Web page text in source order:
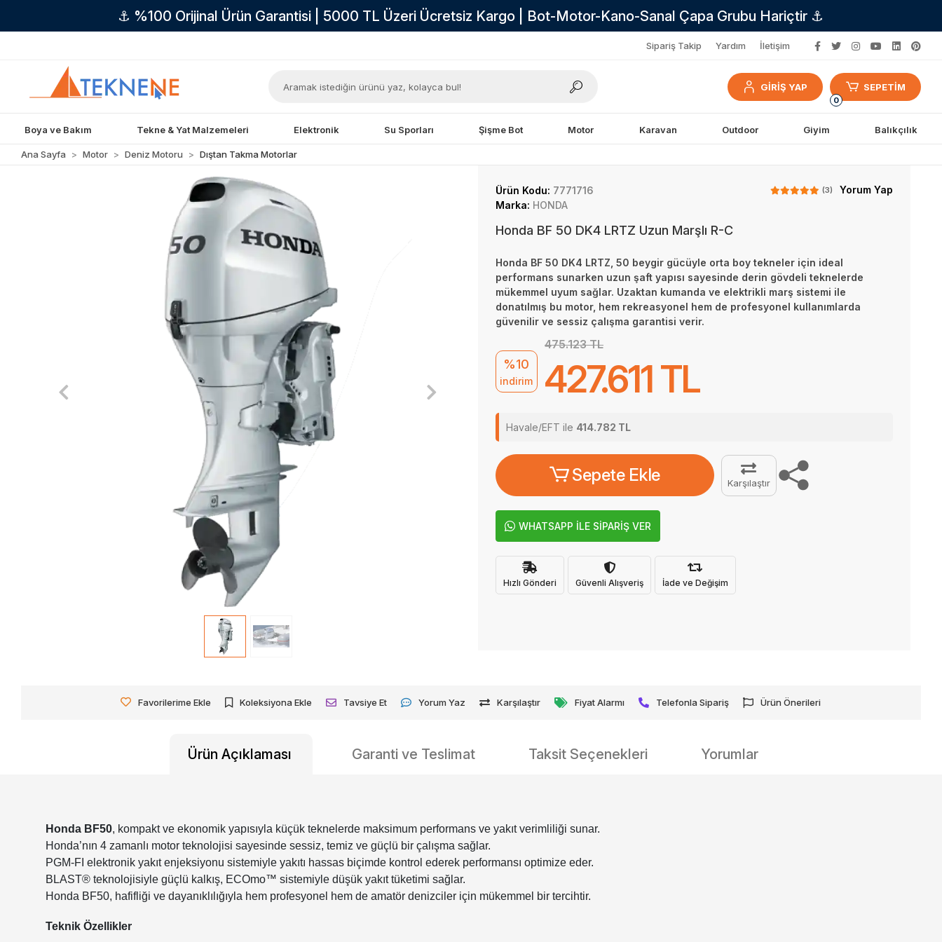
⚓ %100 Orijinal Ürün Garantisi | 5000 TL Üzeri Ücretsiz Kargo | Bot-Motor-Kano-Sanal Çapa Grubu Hariçtir ⚓
Sipariş Takip Yardım İletişim
GİRİŞ YAP
0
SEPETİM
Boya ve Bakım Tekne & Yat Malzemeleri Elektronik Su Sporları Şişme Bot Motor Karavan Outdoor Giyim Balıkçılık
Ana Sayfa Motor Deniz Motoru Dıştan Takma Motorlar
Ürün Kodu: 7771716 (3)
Yorum Yap
Marka: HONDA
Honda BF 50 DK4 LRTZ Uzun Marşlı R-C
Honda BF 50 DK4 LRTZ, 50 beygir gücüyle orta boy tekneler için ideal
performans sunarken uzun şaft yapısı sayesinde derin gövdeli teknelerde
mükemmel uyum sağlar. Uzaktan kumanda ve elektrikli marş sistemi ile
donatılmış bu motor, hem rekreasyonel hem de profesyonel kullanımlarda
güvenilir ve sessiz çalışma garantisi verir.
%10
indirim
475.123 TL
427.611 TL
Havale/EFT ile 414.782 TL
Sepete Ekle Karşılaştır
WHATSAPP İLE SİPARİŞ VER
Hızlı Gönderi Güvenli Alışveriş İade ve Değişim
Favorilerime Ekle Koleksiyona Ekle Tavsiye Et Yorum Yaz Karşılaştır Fiyat Alarmı Telefonla Sipariş Ürün Önerileri
Ürün Açıklaması Garanti ve Teslimat Taksit Seçenekleri Yorumlar
Honda BF50, kompakt ve ekonomik yapısıyla küçük teknelerde maksimum performans ve yakıt verimliliği sunar.
Honda’nın 4 zamanlı motor teknolojisi sayesinde sessiz, temiz ve güçlü bir çalışma sağlar.
PGM-FI elektronik yakıt enjeksiyonu sistemiyle yakıtı hassas biçimde kontrol ederek performansı optimize eder.
BLAST® teknolojisiyle güçlü kalkış, ECOmo™ sistemiyle düşük yakıt tüketimi sağlar.
Honda BF50, hafifliği ve dayanıklılığıyla hem profesyonel hem de amatör denizciler için mükemmel bir tercihtir.
Teknik Özellikler